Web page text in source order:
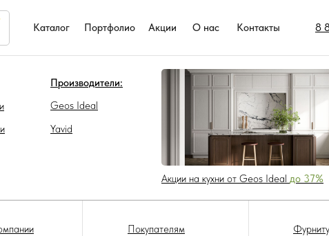
8
Каталог О нас
Акции
Портфолио Контакты
Yavid
Geos Ideal
Акции на кухни от Geos Ideal до 37%
Производители:
Покупателям